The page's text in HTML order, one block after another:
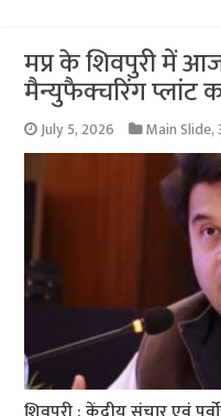
मप्र के शिवपुरी में
मैन्युफैक्चरिंग प्लांट
July 5, 2026 Main Slide,